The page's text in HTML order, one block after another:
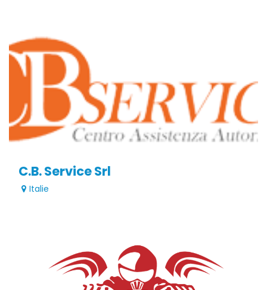
C.B. Service Srl
Italie